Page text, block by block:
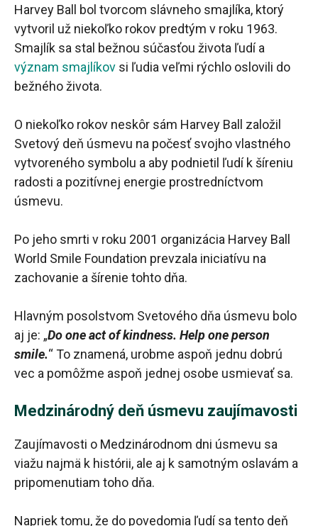
Harvey Ball bol tvorcom slávneho smajlíka, ktorý
vytvoril už niekoľko rokov predtým v roku 1963.
Smajlík sa stal bežnou súčasťou života ľudí a
význam smajlíkov si ľudia veľmi rýchlo oslovili do
bežného života.
O niekoľko rokov neskôr sám Harvey Ball založil
Svetový deň úsmevu na počesť svojho vlastného
vytvoreného symbolu a aby podnietil ľudí k šíreniu
radosti a pozitívnej energie prostredníctvom
úsmevu.
Po jeho smrti v roku 2001 organizácia Harvey Ball
World Smile Foundation prevzala iniciatívu na
zachovanie a šírenie tohto dňa.
Hlavným posolstvom Svetového dňa úsmevu bolo
aj je: „Do one act of kindness. Help one person
smile.“ To znamená, urobme aspoň jednu dobrú
vec a pomôžme aspoň jednej osobe usmievať sa.
Medzinárodný deň úsmevu zaujímavosti
Zaujímavosti o Medzinárodnom dni úsmevu sa
viažu najmä k histórii, ale aj k samotným oslavám a
pripomenutiam toho dňa.
Napriek tomu, že do povedomia ľudí sa tento deň